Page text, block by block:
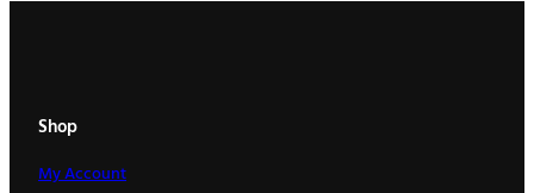
Shop
My Account